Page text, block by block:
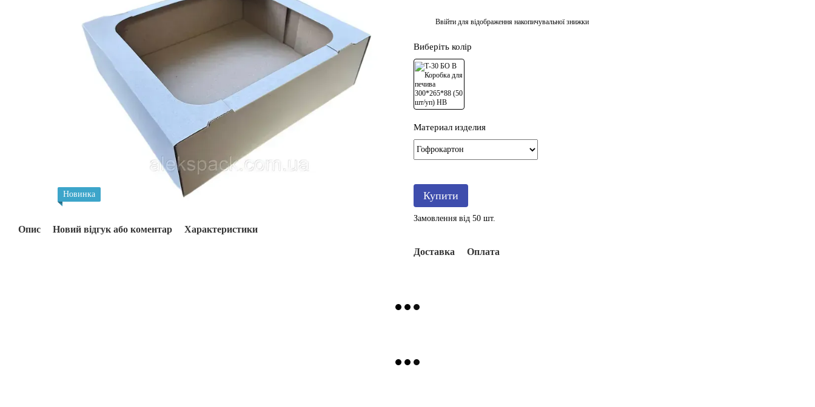
Новинка
Опис Новий відгук або коментар Характеристики
Ввійти для відображення накопичувальної знижки
Виберіть колір
Материал изделия
Купити
Замовлення від 50 шт.
Доставка Оплата